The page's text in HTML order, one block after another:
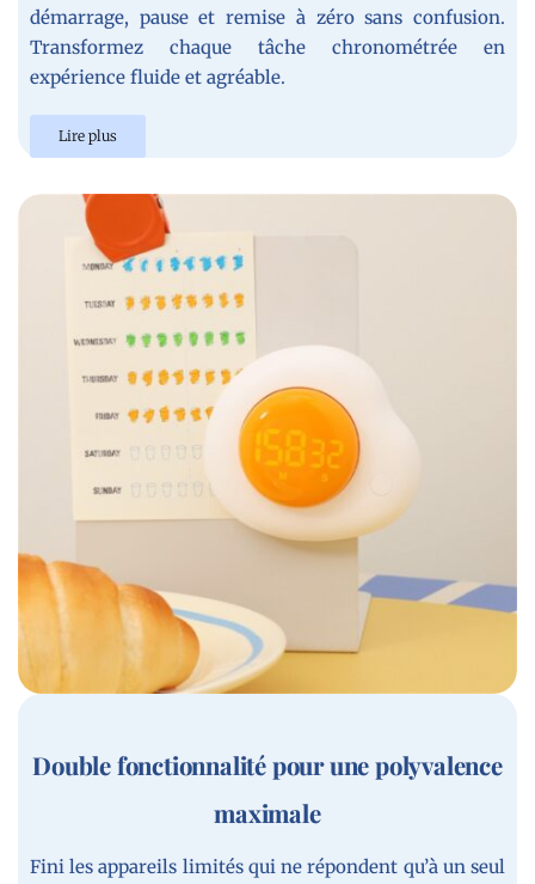
démarrage, pause et remise à zéro sans confusion.
Transformez chaque tâche chronométrée en
expérience fluide et agréable.
Lire plus
Double fonctionnalité pour une polyvalence
maximale
Fini les appareils limités qui ne répondent qu’à un seul